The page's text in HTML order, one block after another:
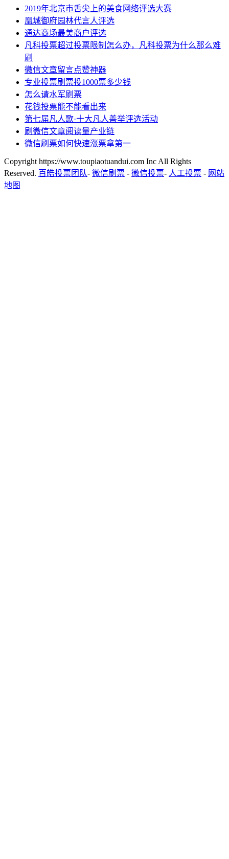
2019年北京市舌尖上的美食网络评选大赛
凰城御府园林代言人评选
通达商场最美商户评选
凡科投票超过投票限制怎么办，凡科投票为什么那么难
刷
微信文章留言点赞神器
专业投票刷票投1000票多少钱
怎么请水军刷票
花钱投票能不能看出来
第七届凡人歌·十大凡人善举评选活动
刷微信文章阅读量产业链
微信刷票如何快速涨票拿第一
Copyright https://www.toupiaotuandui.com Inc All Rights
Reserved. 百皓投票团队- 微信刷票 - 微信投票- 人工投票 - 网站
地图